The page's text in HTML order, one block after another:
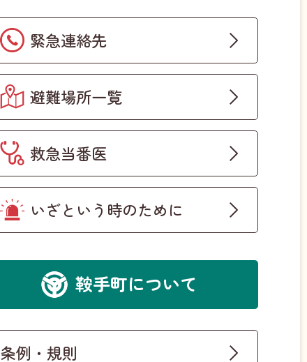
緊急連絡先
避難場所一覧
救急当番医
いざという時のために
鞍手町について
条例・規則